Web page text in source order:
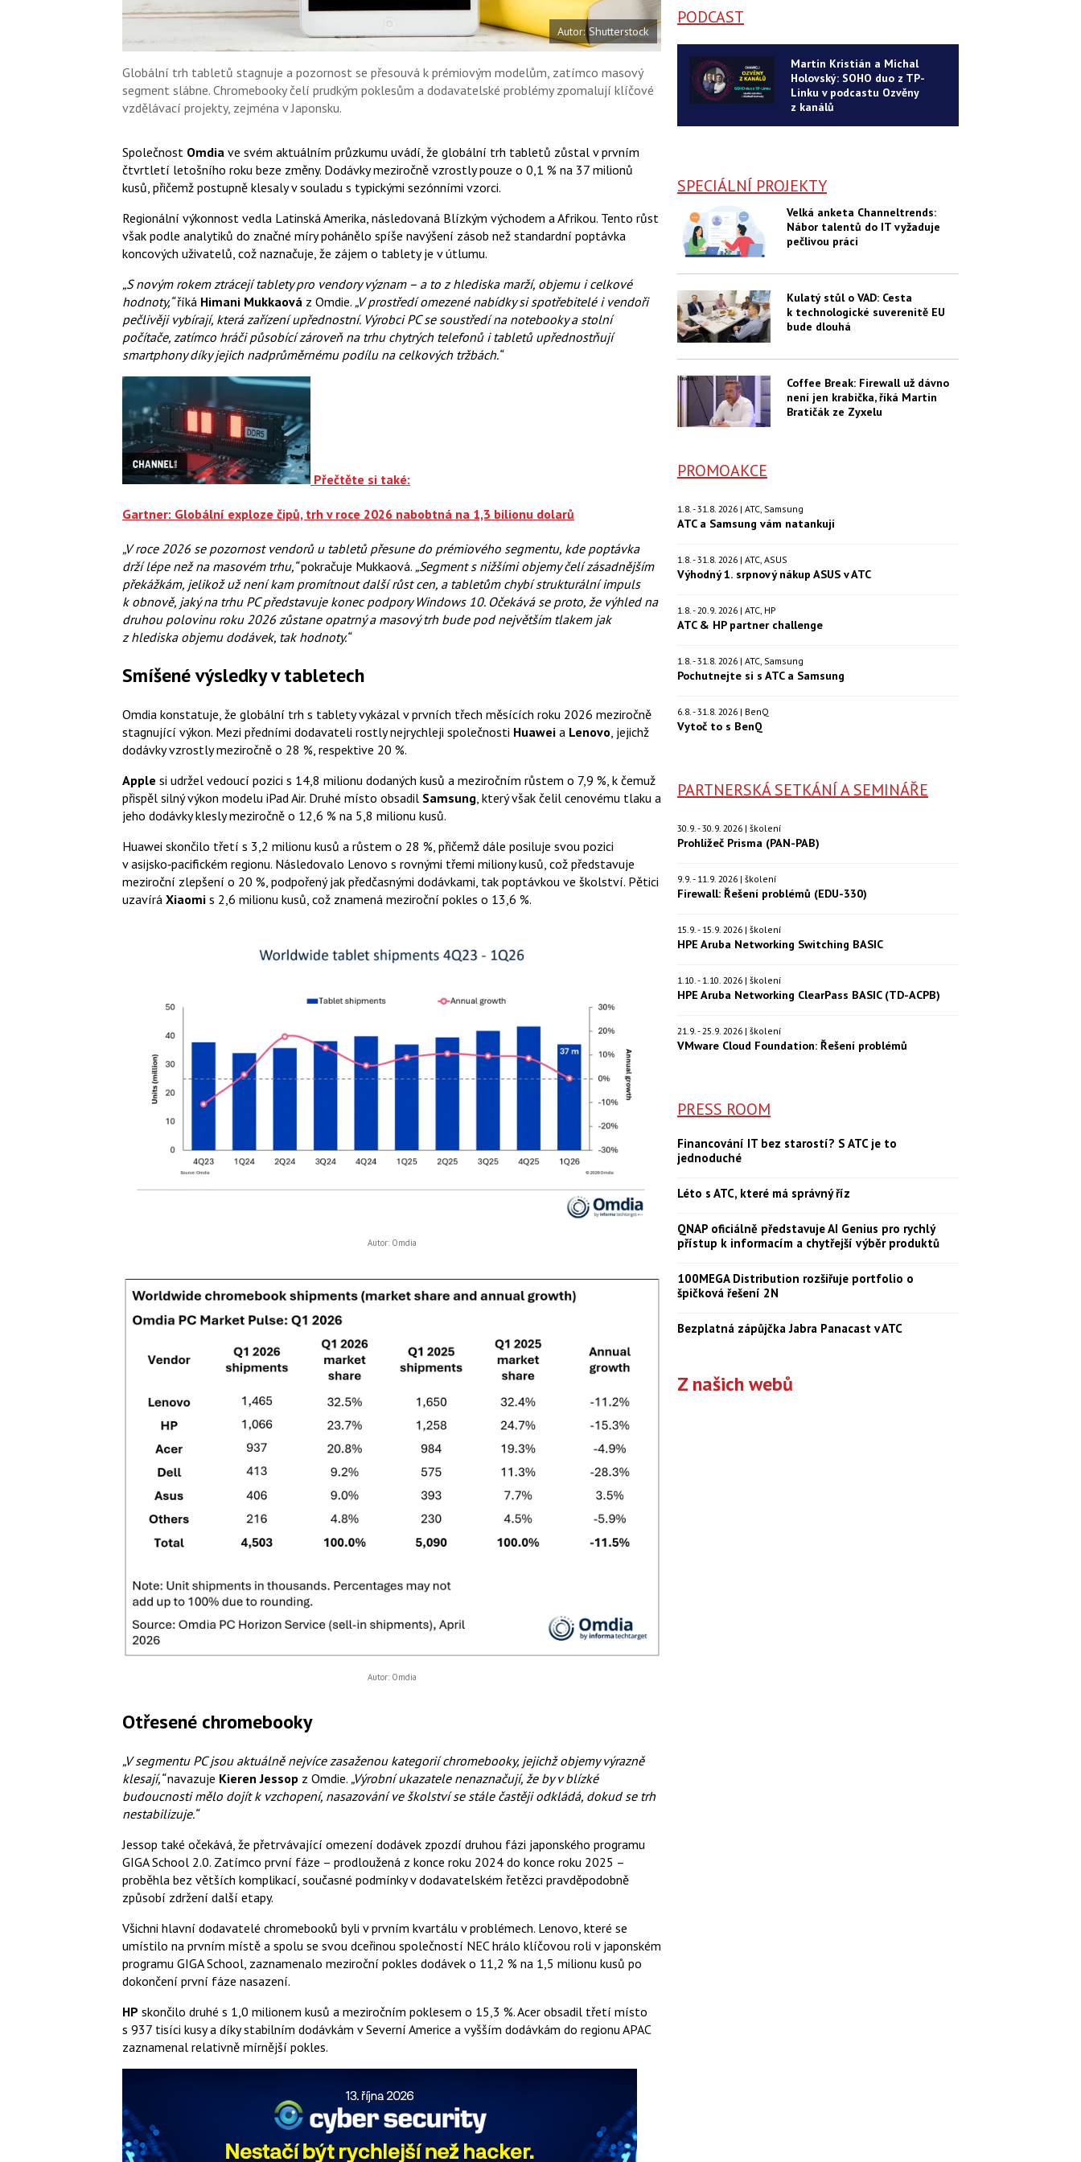
Autor: Shutterstock
Globální trh tabletů stagnuje a pozornost se přesouvá k prémiovým modelům, zatímco masový
segment slábne. Chromebooky čelí prudkým poklesům a dodavatelské problémy zpomalují klíčové
vzdělávací projekty, zejména v Japonsku.
Společnost Omdia ve svém aktuálním průzkumu uvádí, že globální trh tabletů zůstal v prvním
čtvrtletí letošního roku beze změny. Dodávky meziročně vzrostly pouze o 0,1 % na 37 milionů
kusů, přičemž postupně klesaly v souladu s typickými sezónními vzorci.
Regionální výkonnost vedla Latinská Amerika, následovaná Blízkým východem a Afrikou. Tento růst
však podle analytiků do značné míry pohánělo spíše navýšení zásob než standardní poptávka
koncových uživatelů, což naznačuje, že zájem o tablety je v útlumu.
„S novým rokem ztrácejí tablety pro vendory význam – a to z hlediska marží, objemu i celkové
hodnoty,“říká Himani Mukkaová z Omdie. „V prostředí omezené nabídky si spotřebitelé i vendoři
pečlivěji vybírají, která zařízení upřednostní. Výrobci PC se soustředí na notebooky a stolní
počítače, zatímco hráči působící zároveň na trhu chytrých telefonů i tabletů upřednostňují
smartphony díky jejich nadprůměrnému podílu na celkových tržbách.“
Přečtěte si také:
Gartner: Globální exploze čipů, trh v roce 2026 nabobtná na 1,3 bilionu dolarů
„V roce 2026 se pozornost vendorů u tabletů přesune do prémiového segmentu, kde poptávka
drží lépe než na masovém trhu,“pokračuje Mukkaová. „Segment s nižšími objemy čelí zásadnějším
překážkám, jelikož už není kam promítnout další růst cen, a tabletům chybí strukturální impuls
k obnově, jaký na trhu PC představuje konec podpory Windows 10. Očekává se proto, že výhled na
druhou polovinu roku 2026 zůstane opatrný a masový trh bude pod největším tlakem jak
z hlediska objemu dodávek, tak hodnoty.“
Smíšené výsledky v tabletech
Omdia konstatuje, že globální trh s tablety vykázal v prvních třech měsících roku 2026 meziročně
stagnující výkon. Mezi předními dodavateli rostly nejrychleji společnosti Huawei a Lenovo , jejichž
dodávky vzrostly meziročně o 28 %, respektive 20 %.
Apple si udržel vedoucí pozici s 14,8 milionu dodaných kusů a meziročním růstem o 7,9 %, k čemuž
přispěl silný výkon modelu iPad Air. Druhé místo obsadil Samsung , který však čelil cenovému tlaku a
jeho dodávky klesly meziročně o 12,6 % na 5,8 milionu kusů.
Huawei skončilo třetí s 3,2 milionu kusů a růstem o 28 %, přičemž dále posiluje svou pozici
v asijsko‑pacifickém regionu. Následovalo Lenovo s rovnými třemi miliony kusů, což představuje
meziroční zlepšení o 20 %, podpořený jak předčasnými dodávkami, tak poptávkou ve školství. Pětici
uzavírá Xiaomi s 2,6 milionu kusů, což znamená meziroční pokles o 13,6 %.
Autor: Omdia
Autor: Omdia
Otřesené chromebooky
„V segmentu PC jsou aktuálně nejvíce zasaženou kategorií chromebooky, jejichž objemy výrazně
klesají,“navazuje Kieren Jessop z Omdie. „Výrobní ukazatele nenaznačují, že by v blízké
budoucnosti mělo dojít k vzchopení, nasazování ve školství se stále častěji odkládá, dokud se trh
nestabilizuje.“
Jessop také očekává, že přetrvávající omezení dodávek zpozdí druhou fázi japonského programu
GIGA School 2.0. Zatímco první fáze – prodloužená z konce roku 2024 do konce roku 2025 –
proběhla bez větších komplikací, současné podmínky v dodavatelském řetězci pravděpodobně
způsobí zdržení další etapy.
Všichni hlavní dodavatelé chromebooků byli v prvním kvartálu v problémech. Lenovo, které se
umístilo na prvním místě a spolu se svou dceřinou společností NEC hrálo klíčovou roli v japonském
programu GIGA School, zaznamenalo meziroční pokles dodávek o 11,2 % na 1,5 milionu kusů po
dokončení první fáze nasazení.
HP skončilo druhé s 1,0 milionem kusů a meziročním poklesem o 15,3 %. Acer obsadil třetí místo
s 937 tisíci kusy a díky stabilním dodávkám v Severní Americe a vyšším dodávkám do regionu APAC
zaznamenal relativně mírnější pokles.
PODCAST
Martin Kristián a Michal
Holovský: SOHO duo z TP-
Linku v podcastu Ozvěny
z kanálů
SPECIÁLNÍ PROJEKTY
Velká anketa Channeltrends:
Nábor talentů do IT vyžaduje
pečlivou práci
Kulatý stůl o VAD: Cesta
k technologické suverenitě EU
bude dlouhá
Coffee Break: Firewall už dávno
není jen krabička, říká Martin
Bratičák ze Zyxelu
PROMOAKCE
1.8. - 31.8. 2026 | ATC, Samsung
ATC a Samsung vám natankují
1.8. - 31.8. 2026 | ATC, ASUS
Výhodný 1. srpnový nákup ASUS v ATC
1.8. - 20.9. 2026 | ATC, HP
ATC & HP partner challenge
1.8. - 31.8. 2026 | ATC, Samsung
Pochutnejte si s ATC a Samsung
6.8. - 31.8. 2026 | BenQ
Vytoč to s BenQ
PARTNERSKÁ SETKÁNÍ A SEMINÁŘE
30.9. - 30.9. 2026 | školení
Prohlížeč Prisma (PAN-PAB)
9.9. - 11.9. 2026 | školení
Firewall: Řešení problémů (EDU-330)
15.9. - 15.9. 2026 | školení
HPE Aruba Networking Switching BASIC
1.10. - 1.10. 2026 | školení
HPE Aruba Networking ClearPass BASIC (TD-ACPB)
21.9. - 25.9. 2026 | školení
VMware Cloud Foundation: Řešení problémů
PRESS ROOM
Financování IT bez starostí? S ATC je to
jednoduché
Léto s ATC, které má správný říz
QNAP oficiálně představuje AI Genius pro rychlý
přístup k informacím a chytřejší výběr produktů
100MEGA Distribution rozšiřuje portfolio o
špičková řešení 2N
Bezplatná zápůjčka Jabra Panacast v ATC
Z našich webů